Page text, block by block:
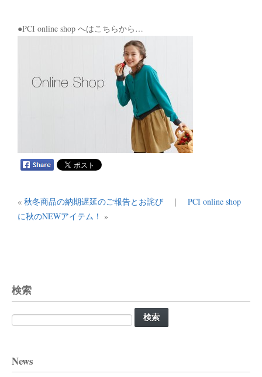
●PCI online shop へはこちらから…
« 秋冬商品の納期遅延のご報告とお詫び ｜ PCI online shop
に秋のNEWアイテム！ »
検索
検
索:
News